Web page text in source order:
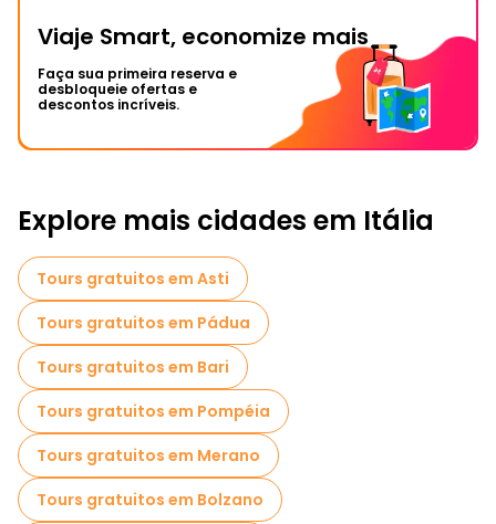
Viaje Smart, economize mais
Faça sua primeira reserva e
desbloqueie ofertas e
descontos incríveis.
Explore mais cidades em Itália
Tours gratuitos em Asti
Tours gratuitos em Pádua
Tours gratuitos em Bari
Tours gratuitos em Pompéia
Tours gratuitos em Merano
Tours gratuitos em Bolzano